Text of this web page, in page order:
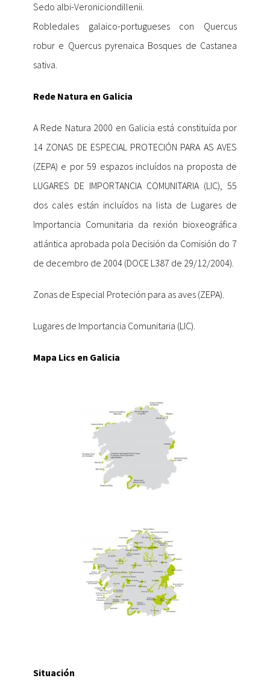
Sedo albi-Veroniciondillenii.
Robledales galaico-portugueses con Quercus
robur e Quercus pyrenaica Bosques de Castanea
sativa.
Rede Natura en Galicia
A Rede Natura 2000 en Galicia está constituída por
14 ZONAS DE ESPECIAL PROTECIÓN PARA AS AVES
(ZEPA) e por 59 espazos incluídos na proposta de
LUGARES DE IMPORTANCIA COMUNITARIA (LIC), 55
dos cales están incluídos na lista de Lugares de
Importancia Comunitaria da rexión bioxeográfica
atlántica aprobada pola Decisión da Comisión do 7
de decembro de 2004 (DOCE L387 de 29/12/2004).
Zonas de Especial Proteción para as aves (ZEPA).
Lugares de Importancia Comunitaria (LIC).
Mapa Lics en Galicia
Situación